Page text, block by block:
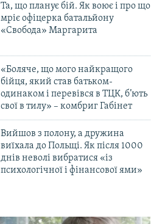
Та, що планує бій. Як воює і про що
мріє офіцерка батальйону
«Свобода» Маргарита
«Боляче, що мого найкращого
бійця, який став батьком-
одинаком і перевівся в ТЦК, б’ють
свої в тилу» – комбриг Габінет
Вийшов з полону, а дружина
виїхала до Польщі. Як після 1000
днів неволі вибратися «із
психологічної і фінансової ями»